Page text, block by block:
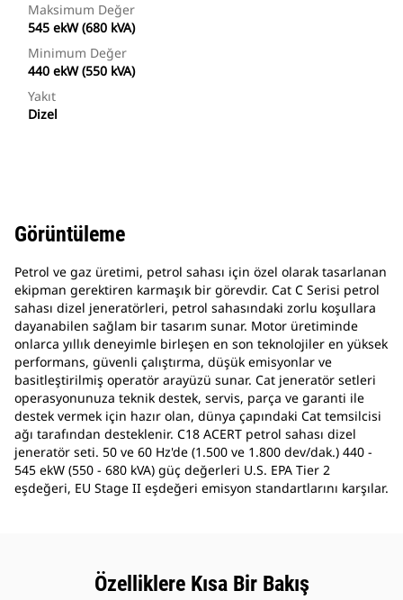
Maksimum Değer
545 ekW (680 kVA)
Minimum Değer
440 ekW (550 kVA)
Yakıt
Dizel
Görüntüleme
Petrol ve gaz üretimi, petrol sahası için özel olarak tasarlanan
ekipman gerektiren karmaşık bir görevdir. Cat C Serisi petrol
sahası dizel jeneratörleri, petrol sahasındaki zorlu koşullara
dayanabilen sağlam bir tasarım sunar. Motor üretiminde
onlarca yıllık deneyimle birleşen en son teknolojiler en yüksek
performans, güvenli çalıştırma, düşük emisyonlar ve
basitleştirilmiş operatör arayüzü sunar. Cat jeneratör setleri
operasyonunuza teknik destek, servis, parça ve garanti ile
destek vermek için hazır olan, dünya çapındaki Cat temsilcisi
ağı tarafından desteklenir. C18 ACERT petrol sahası dizel
jeneratör seti. 50 ve 60 Hz'de (1.500 ve 1.800 dev/dak.) 440 -
545 ekW (550 - 680 kVA) güç değerleri U.S. EPA Tier 2
eşdeğeri, EU Stage II eşdeğeri emisyon standartlarını karşılar.
Özelliklere Kısa Bir Bakış